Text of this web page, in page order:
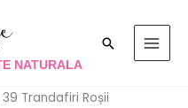
NATURALA
Search
Trandafiri Roșii